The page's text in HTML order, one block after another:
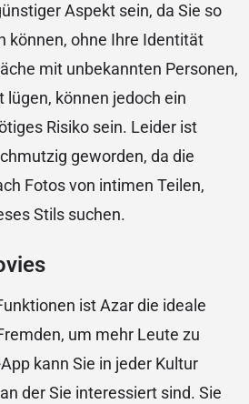
Aspekt sein, da Sie so
können, ohne Ihre Identität
mit unbekannten Personen,
können jedoch ein
Risiko sein. Leider ist
geworden, da die
Fotos von intimen Teilen,
Stils suchen.
ist Azar die ideale
um mehr Leute zu
kann Sie in jeder Kultur
der Sie interessiert sind. Sie